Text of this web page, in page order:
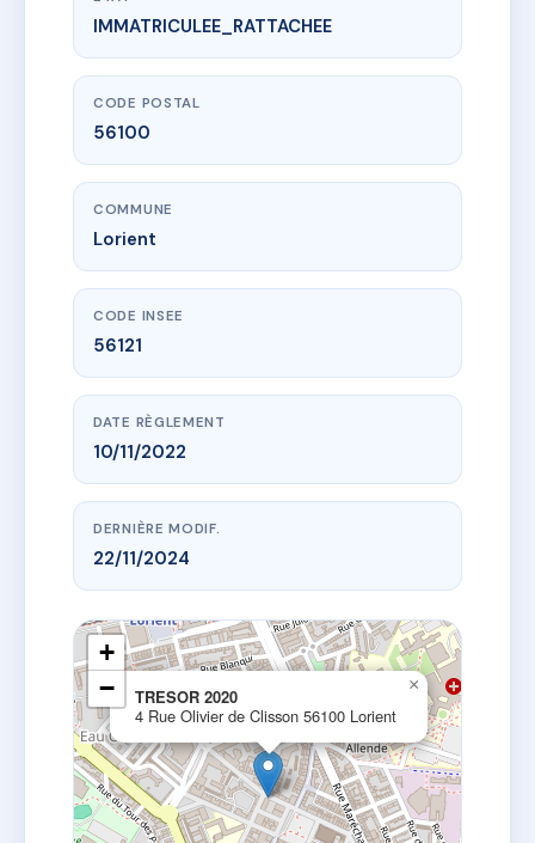
www.vme.plus/AI9385972
TRESOR 2020
4 Rue Olivier de Clisson
IMMATRICULEE_RATTACHEE
CODE POSTAL
56100
COMMUNE
Lorient
CODE INSEE
56121
DATE RÈGLEMENT
10/11/2022
DERNIÈRE MODIF.
22/11/2024
TRESOR 2020
4 Rue Olivier de Clisson 56100 Lorient
×
+
−